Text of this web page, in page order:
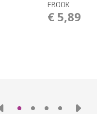
EBOOK
€ 5,89